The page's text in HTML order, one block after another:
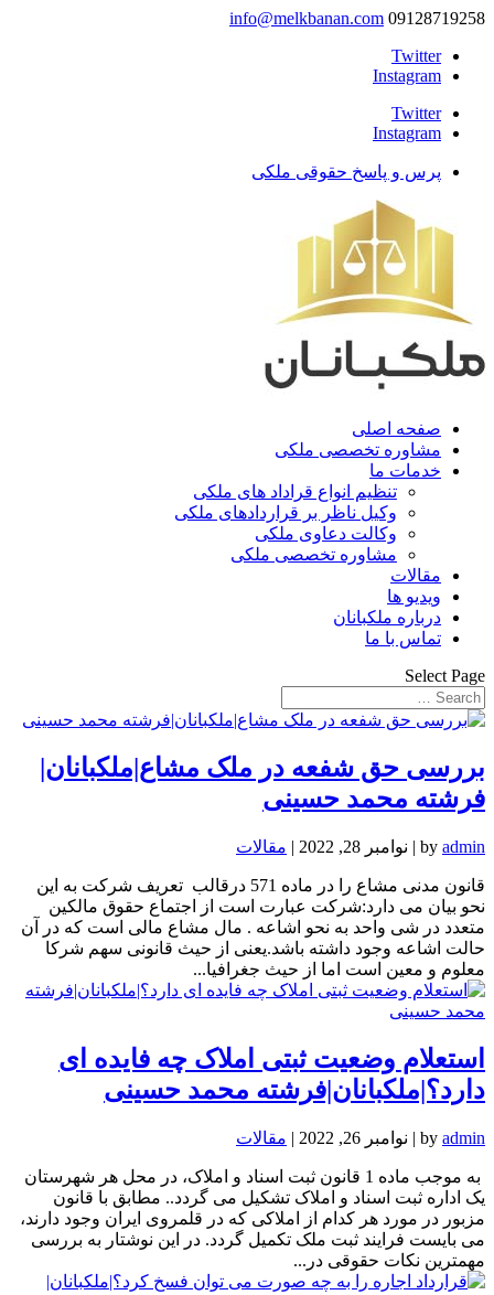
09128719258
info@melkbanan.com
Twitter
Instagram
Twitter
Instagram
پرس و پاسخ حقوقی ملکی
صفحه اصلی
مشاوره تخصصی ملکی
خدمات ما
تنظیم انواع قراداد های ملکی
وکیل ناظر بر قراردادهای ملکی
وکالت دعاوی ملکی
مشاوره تخصصی ملکی
مقالات
ویدیو ها
درباره ملکبانان
تماس با ما
Select Page
بررسی حق شفعه در ملک مشاع|ملکبانان|
فرشته محمد حسینی
by admin
| نوامبر 28, 2022 | مقالات
قانون مدنی مشاع را در ماده 571 درقالب تعریف شرکت به این
نحو بیان می دارد:شرکت عبارت است از اجتماع حقوق مالکین
متعدد در شی واحد به نحو اشاعه . مال مشاع مالی است که در آن
حالت اشاعه وجود داشته باشد.یعنی از حیث قانونی سهم شرکا
معلوم و معین است اما از حیث جغرافیا...
استعلام وضعیت ثبتی املاک چه فایده ای
دارد؟|ملکبانان|فرشته محمد حسینی
by admin
| نوامبر 26, 2022 | مقالات
به موجب ماده 1 قانون ثبت اسناد و املاک، در محل هر شهرستان
یک اداره ثبت اسناد و املاک تشکیل می گردد.. مطابق با قانون
مزبور در مورد هر کدام از املاکی که در قلمروی ایران وجود دارند،
می بایست فرایند ثبت ملک تکمیل گردد. در این نوشتار به بررسی
مهمترین نکات حقوقی در...